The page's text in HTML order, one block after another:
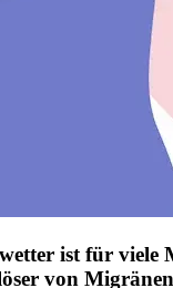
ist für viele
von